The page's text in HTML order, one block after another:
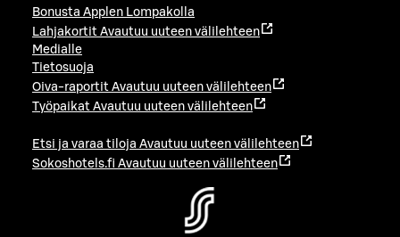
Bonusta Applen Lompakolla
Lahjakortit Avautuu uuteen välilehteen
Medialle
Tietosuoja
Oiva-raportit Avautuu uuteen välilehteen
Työpaikat Avautuu uuteen välilehteen
Etsi ja varaa tiloja Avautuu uuteen välilehteen
Sokoshotels.fi Avautuu uuteen välilehteen